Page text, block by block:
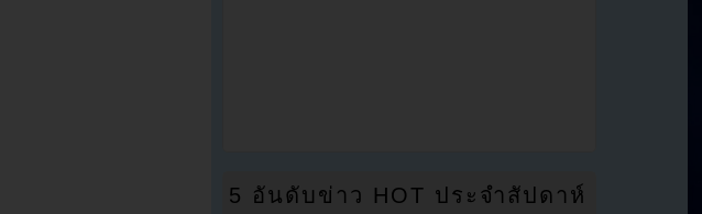
5 อันดับข่าว HOT ประจำสัปดาห์